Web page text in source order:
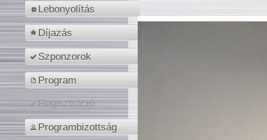
Lebonyolítás
Díjazás
Szponzorok
Program
Regisztráció
Programbizottság